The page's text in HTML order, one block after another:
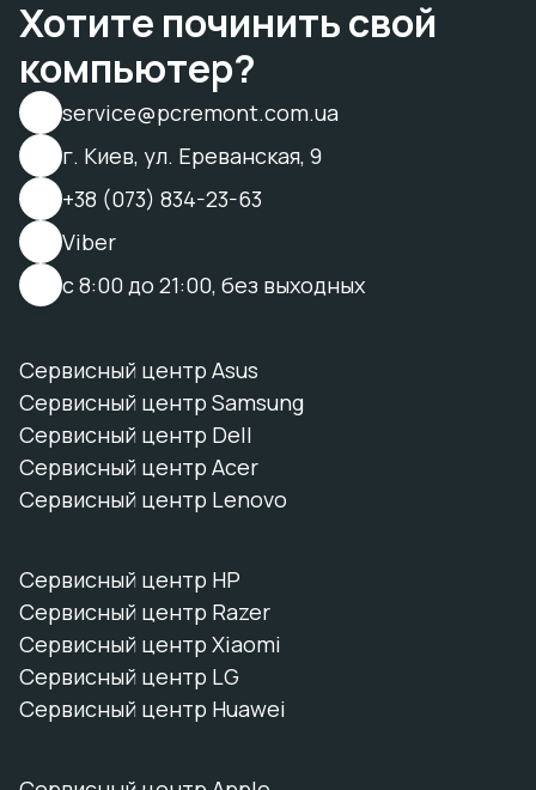
Хотите починить свой
компьютер?
service@pcremont.com.ua
г. Киев, ул. Ереванская, 9
+38 (073) 834-23-63
Viber
с 8:00 до 21:00, без выходных
Сервисный центр Asus
Сервисный центр Samsung
Сервисный центр Dell
Сервисный центр Acer
Сервисный центр Lenovo
Сервисный центр HP
Сервисный центр Razer
Сервисный центр Xiaomi
Сервисный центр LG
Сервисный центр Huawei